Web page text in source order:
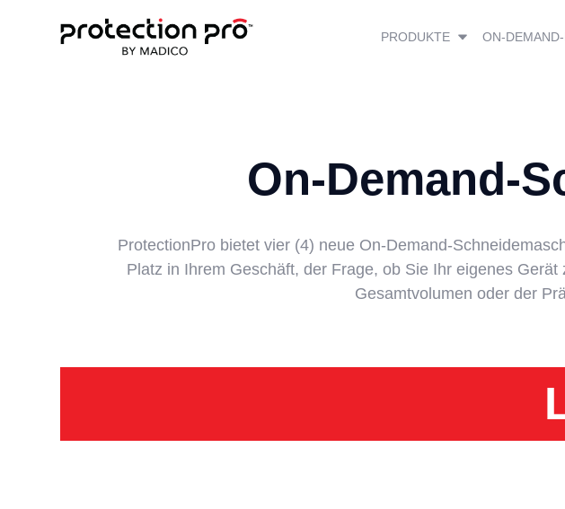
PRODUKTE ON-
On-Demand-
ProtectionPro bietet vier (4) neue On-Demand-
Platz in Ihrem Geschäft, der Frage, ob Sie Ihr eigenes
Gesamtvolumen oder der